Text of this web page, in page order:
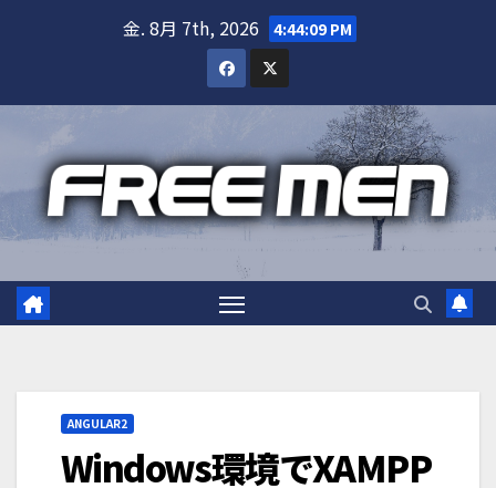
金. 8月 7th, 2026 4:44:09 PM
ANGULAR2
Windows環境でXAMPP